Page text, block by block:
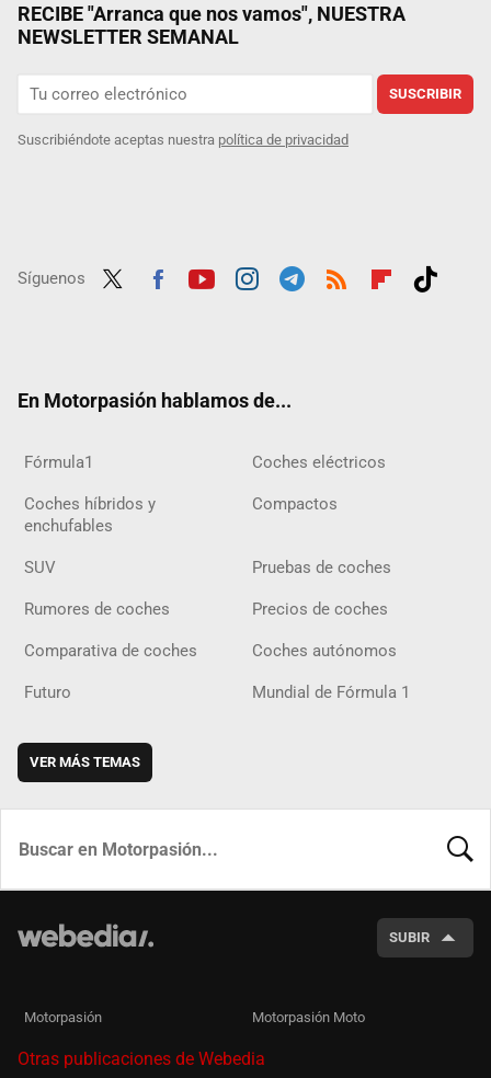
RECIBE "Arranca que nos vamos", NUESTRA
NEWSLETTER SEMANAL
SUSCRIBIR
Suscribiéndote aceptas nuestra política de privacidad
Síguenos
En Motorpasión hablamos de...
Fórmula1 Coches eléctricos
Coches híbridos y
enchufables
Compactos
SUV Pruebas de coches
Rumores de coches Precios de coches
Comparativa de coches Coches autónomos
Futuro Mundial de Fórmula 1
VER MÁS TEMAS
SUBIR
Motorpasión Motorpasión Moto
Otras publicaciones de Webedia